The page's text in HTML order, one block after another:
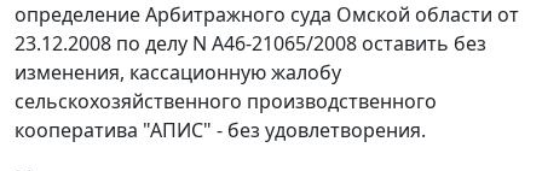
определение Арбитражного суда Омской области от
23.12.2008 по делу N А46-21065/2008 оставить без
изменения, кассационную жалобу
сельскохозяйственного производственного
кооператива "АПИС" - без удовлетворения.